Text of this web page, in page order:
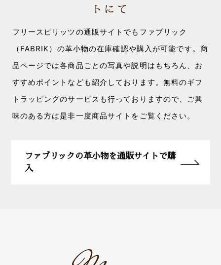
トにて
フリースピリッツの通販サイトでもファブリック
（FABRIK）の革小物の在庫確認や購入が可能です。商
品ページでは各商品ごとの写真や説明はもちろん、お
すすめポイントなども紹介しております。無料のギフ
トラッピングのサービスも行っておりますので、ご興
味のある方は是非一度商品サイトをご覧ください。
ファブリックの革小物を通販サイトで購
入